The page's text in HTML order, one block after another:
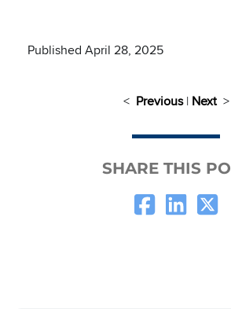
Published April 28, 2025
< Previous| Next>
SHARE THIS